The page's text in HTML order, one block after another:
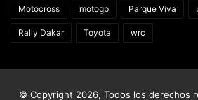
Motocross motogp Parque Viva
Rally Dakar Toyota wrc
© Copyright 2026, Todos los derechos